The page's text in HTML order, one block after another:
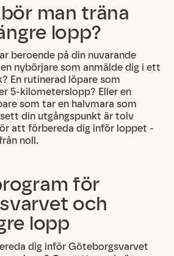
man träna
lopp?
beroende på din nuvarande
nybörjare som anmälde dig i ett
En rutinerad löpare som
5-kilometerslopp? Eller en
som tar en halvmara som
din utgångspunkt är tolv
att förbereda dig inför loppet -
noll.
för
och
lopp
dig inför Göteborgsvarvet